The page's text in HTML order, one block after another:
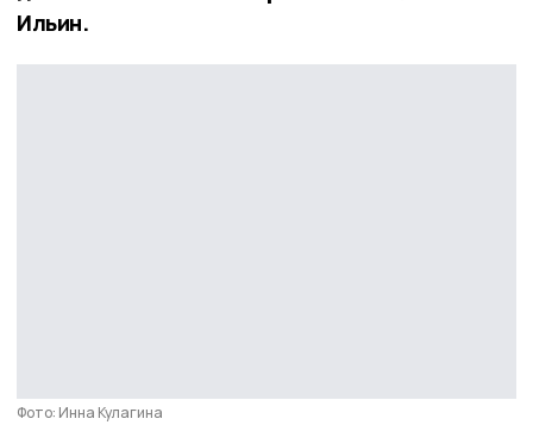
Ильин.
Фото: Инна Кулагина